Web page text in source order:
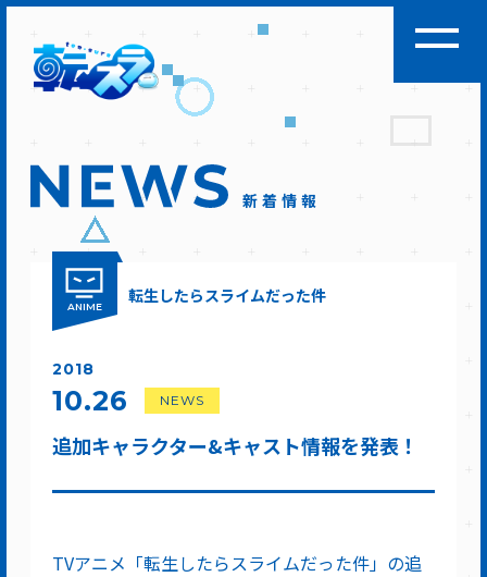
新着情報
ANIME
転生したらスライムだった件
追加キャラクター&キャスト情報を発表！
NEWS
2018
10.26
TVアニメ「転生したらスライムだった件」の追